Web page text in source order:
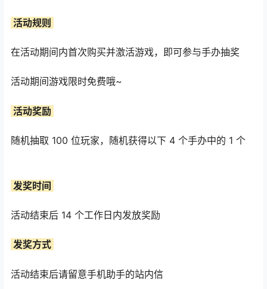
活动规则
在活动期间内首次购买并激活游戏，即可参与手办抽奖
活动期间游戏限时免费哦~
活动奖励
随机抽取 100 位玩家，随机获得以下 4 个手办中的 1 个
发奖时间
活动结束后 14 个工作日内发放奖励
发奖方式
活动结束后请留意手机助手的站内信